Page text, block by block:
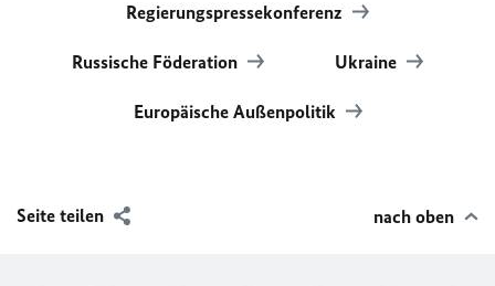
Regierungspressekonferenz
Russische Föderation Ukraine
Europäische Außenpolitik
Seite teilen nach oben